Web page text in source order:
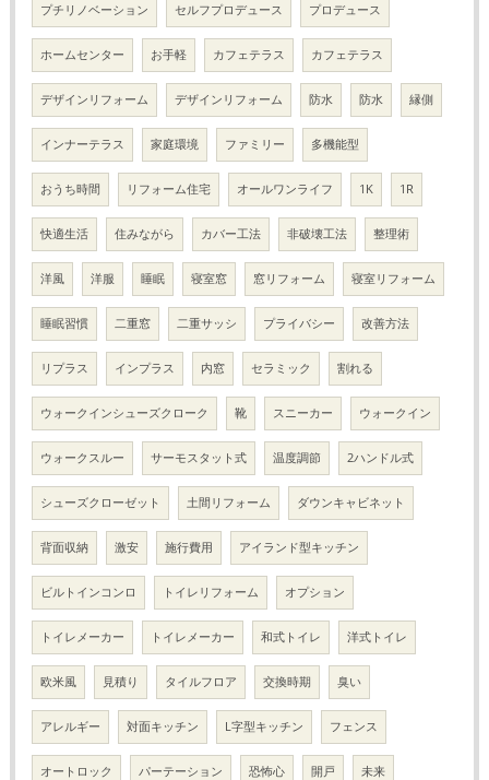
プチリノベーション セルフプロデュース プロデュース
ホームセンター お手軽 カフェテラス カフェテラス
デザインリフォーム デザインリフォーム 防水 防水 縁側
インナーテラス 家庭環境 ファミリー 多機能型
おうち時間 リフォーム住宅 オールワンライフ 1K 1R
快適生活 住みながら カバー工法 非破壊工法 整理術
洋風 洋服 睡眠 寝室窓 窓リフォーム 寝室リフォーム
睡眠習慣 二重窓 二重サッシ プライバシー 改善方法
リプラス インプラス 内窓 セラミック 割れる
ウォークインシューズクローク 靴 スニーカー ウォークイン
ウォークスルー サーモスタット式 温度調節 2ハンドル式
シューズクローゼット 土間リフォーム ダウンキャビネット
背面収納 激安 施行費用 アイランド型キッチン
ビルトインコンロ トイレリフォーム オプション
トイレメーカー トイレメーカー 和式トイレ 洋式トイレ
欧米風 見積り タイルフロア 交換時期 臭い
アレルギー 対面キッチン L字型キッチン フェンス
オートロック パーテーション 恐怖心 開戸 未来